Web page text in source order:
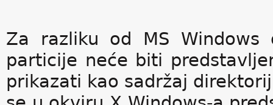
Za razliku od MS Windows
particije neće biti
prikazati kao sadržaj